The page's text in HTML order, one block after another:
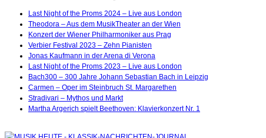
Last Night of the Proms 2024 – Live aus London
Theodora – Aus dem MusikTheater an der Wien
Konzert der Wiener Philharmoniker aus Prag
Verbier Festival 2023 – Zehn Pianisten
Jonas Kaufmann in der Arena di Verona
Last Night of the Proms 2023 – Live aus London
Bach300 – 300 Jahre Johann Sebastian Bach in Leipzig
Carmen – Oper im Steinbruch St. Margarethen
Stradivari – Mythos und Markt
Martha Argerich spielt Beethoven: Klavierkonzert Nr. 1